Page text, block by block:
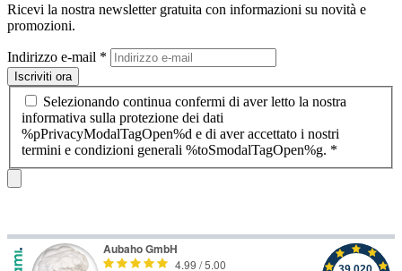
Ricevi la nostra newsletter gratuita con informazioni su novità e
promozioni.
Indirizzo e-mail *
Iscriviti ora
Selezionando continua confermi di aver letto la nostra
informativa sulla protezione dei dati
%pPrivacyModalTagOpen%d e di aver accettato i nostri
termini e condizioni generali %toSmodalTagOpen%g. *